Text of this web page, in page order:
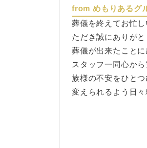
from めもりあるグ
葬儀を終えてお忙
ただき誠にありが
葬儀が出来たことに
スタッフ一同心か
族様の不安をひと
変えられるよう日々